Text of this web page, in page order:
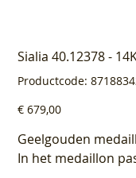
Sialia 40.12378 -
Productcode:
Prijs
€ 679,00
Geelgouden
In het medaillon